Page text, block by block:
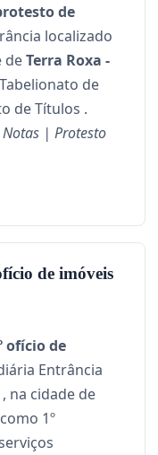
de
localizado
deTerra Roxa -
de
de Títulos .
Notas | Protesto
de imóveis
ofício de
Entrância
na cidade de
1º